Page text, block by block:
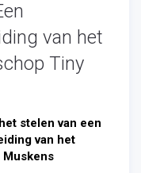
van het
Tiny
stelen van een
van het